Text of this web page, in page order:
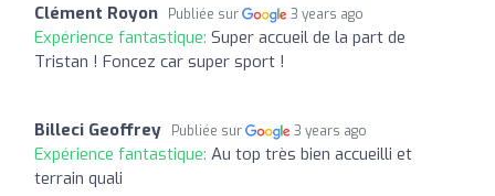
Clément Royon Publiée sur 3 years ago
Expérience fantastique: Super accueil de la part de
Tristan ! Foncez car super sport !
Billeci Geoffrey Publiée sur 3 years ago
Expérience fantastique: Au top très bien accueilli et
terrain quali